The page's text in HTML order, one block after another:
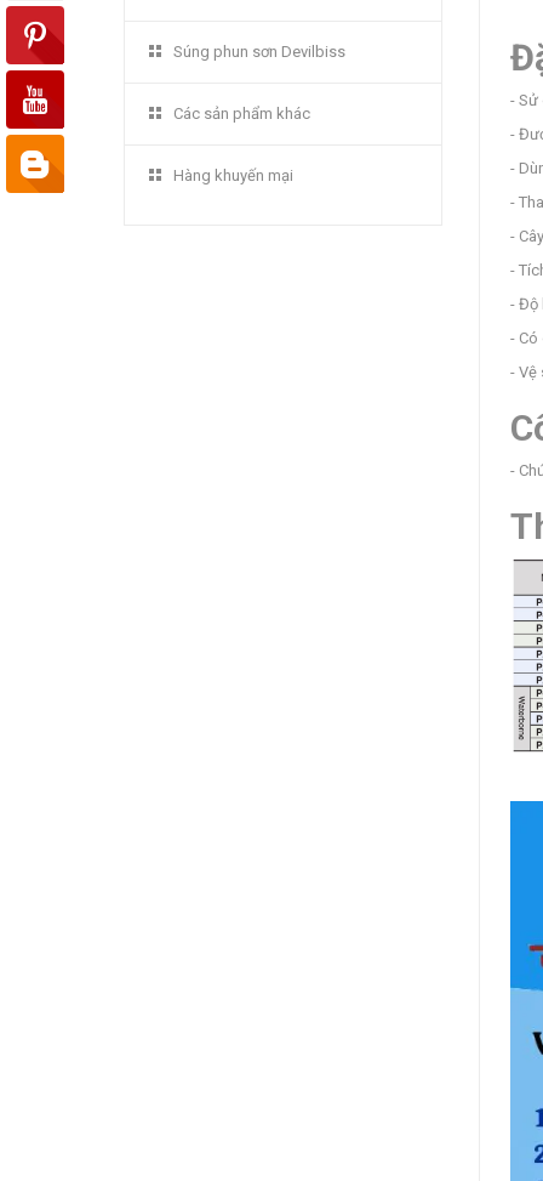
- Sử
-
-
-
-
-
- Độ
- Có
- Vệ
-
Súng phun sơn Devilbiss
Các sản phẩm khác
Hàng khuyến mại